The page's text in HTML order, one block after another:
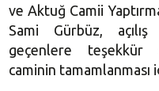
ve Aktuğ Camii
Sami Gürbüz,
geçenlere teşekkür
caminin tamamlanması